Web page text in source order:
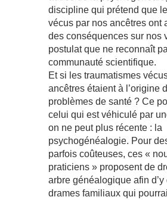
discipline qui prétend que
vécus par nos ancêtres ont
des conséquences sur nos
postulat que ne reconnaît
communauté scientifique.
Et si les traumatismes
ancêtres étaient à l’origine
problèmes de santé ? Ce
celui qui est véhiculé par
on ne peut plus récente : la
psychogénéalogie. Pour
parfois coûteuses, ces «
praticiens » proposent de
arbre généalogique afin
drames familiaux qui